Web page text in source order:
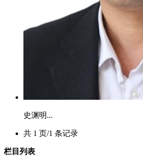
史渊明...
共 1 页/1 条记录
栏目列表